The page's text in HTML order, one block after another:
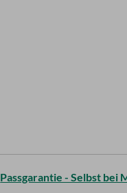
Passgarantie - Selbst bei